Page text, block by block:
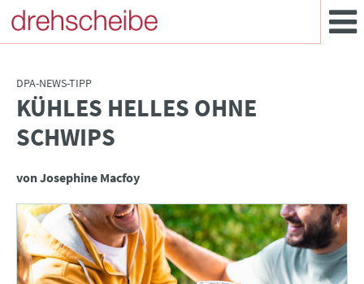
DPA-NEWS-TIPP
:KÜHLES HELLES OHNE
SCHWIPS
von Josephine Macfoy